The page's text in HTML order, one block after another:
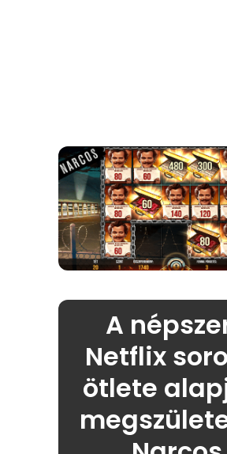
A
Netflix
ötlete